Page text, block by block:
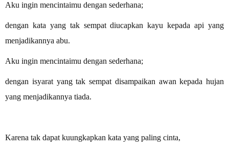
Aku ingin mencintaimu dengan sederhana;
dengan kata yang tak sempat diucapkan kayu kepada api yang
menjadikannya abu.
Aku ingin mencintaimu dengan sederhana;
dengan isyarat yang tak sempat disampaikan awan kepada hujan
yang menjadikannya tiada.
Karena tak dapat kuungkapkan kata yang paling cinta,